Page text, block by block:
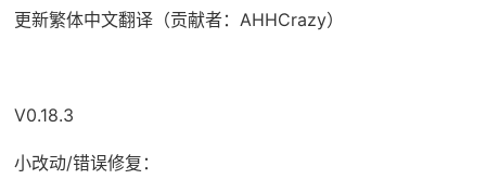
更新繁体中文翻译（贡献者：AHHCrazy）
V0.18.3
小改动/错误修复：